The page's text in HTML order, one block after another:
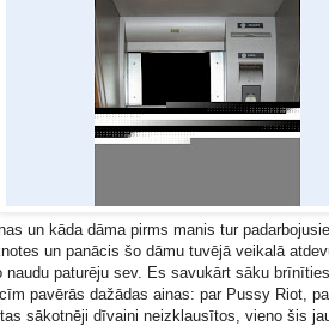
un kāda dāma pirms manis tur
un panācis šo dāmu tuvējā veikalā
paturēju sev. Es savukārt sāku
pavērās dažādas ainas: par Pussy Riot,
sākotnēji dīvaini neizklausītos, vieno šis